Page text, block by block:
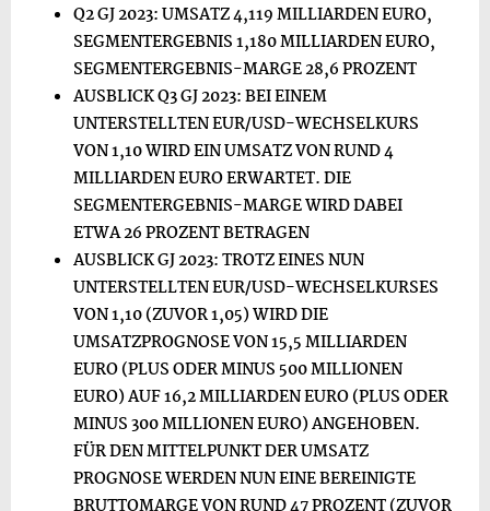
Q2 GJ 2023: UMSATZ 4,119 MILLIARDEN EURO,
SEGMENTERGEBNIS 1,180MILLIARDEN EURO,
SEGMENTERGEBNIS-MARGE 28,6 PROZENT
AUSBLICK Q3 GJ 2023: BEI EINEM
UNTERSTELLTEN EUR/USD-WECHSELKURS
VON 1,10 WIRD EIN UMSATZ VON RUND 4
MILLIARDEN EURO ERWARTET. DIE
SEGMENTERGEBNIS-MARGE WIRD DABEI
ETWA 26 PROZENT BETRAGEN
AUSBLICK GJ 2023: TROTZ EINES NUN
UNTERSTELLTEN EUR/USD-WECHSELKURSES
VON 1,10 (ZUVOR 1,05) WIRD DIE
UMSATZPROGNOSE VON 15,5MILLIARDEN
EURO (PLUS ODER MINUS 500MILLIONEN
EURO) AUF 16,2 MILLIARDEN EURO (PLUS ODER
MINUS 300 MILLIONEN EURO) ANGEHOBEN.
FÜR DEN MITTELPUNKT DER UMSATZ
PROGNOSE WERDEN NUN EINE BEREINIGTE